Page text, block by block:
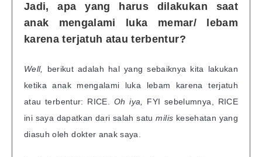
Jadi, apa yang harus dilakukan saat
anak mengalami luka memar/ lebam
karena terjatuh atau terbentur?
Well, berikut adalah hal yang sebaiknya kita lakukan
ketika anak mengalami luka lebam karena terjatuh
atau terbentur: RICE. Oh iya, FYI sebelumnya, RICE
ini saya dapatkan dari salah satumilis kesehatan yang
diasuh oleh dokter anak saya.